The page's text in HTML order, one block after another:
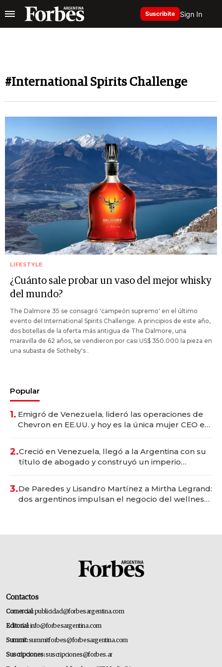
Suscribite Sign In
#International Spirits Challenge
LIFESTYLE
¿Cuánto sale probar un vaso del mejor whisky
del mundo?
The Dalmore 35 se consagró 'campeón supremo' en el último
evento del International Spirits Challenge. A principios de este año,
dos botellas de la oferta más antigua de The Dalmore, una
maravilla de 62 años, se vendieron por casi US$ 350.000 la pieza en
una subasta de Sotheby's .
Popular
1. Emigró de Venezuela, lideró las operaciones de
Chevron en EE.UU. y hoy es la única mujer CEO en
2.Creció en Venezuela, llegó a la Argentina con su
título de abogado y construyó un imperio
3.De Paredes y Lisandro Martínez a Mirtha Legrand:
dos argentinos impulsan el negocio del wellness
Contactos
Comercial:publicidad@forbesargentina.com
Editorial:info@forbesargentina.com
Summit:summitforbes@forbesargentina.com
Suscripciones:suscripciones@forbes.ar